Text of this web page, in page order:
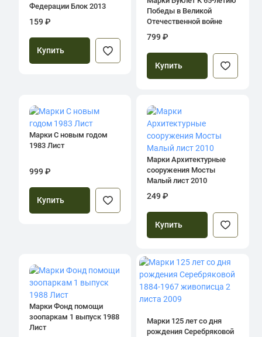
Федерации Блок 2013
159 ₽
Купить
Победы в Великой
Отечественной войне
оружие 2009
799 ₽
Купить
Марки С новым годом
1983 Лист
999 ₽
Купить
Марки Архитектурные
сооружения Мосты
Малый лист 2010
249 ₽
Купить
Марки Фонд помощи
зоопаркам 1 выпуск 1988
Лист
Марки 125 лет со дня
рождения Серебряковой